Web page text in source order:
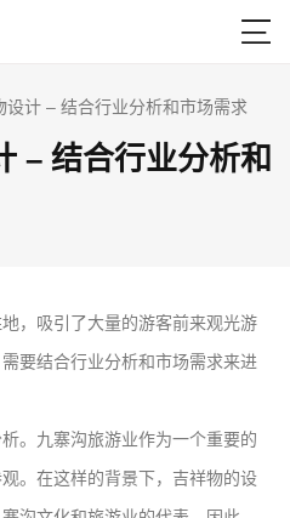

设计 – 结合行业分析和市场需求
– 结合行业分析和
，吸引了大量的游客前来观光游
要结合行业分析和市场需求来进
。九寨沟旅游业作为一个重要的
。在这样的背景下，吉祥物的设